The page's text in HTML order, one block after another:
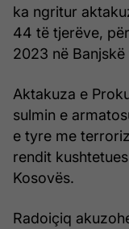
ka ngritur
44 të tjerëve,
2023 në
Aktakuza e
sulmin e
e tyre me
rendit
Kosovës.
Radoiçiq